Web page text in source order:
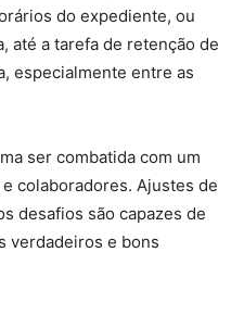
do expediente, ou
até a tarefa de retenção de
especialmente entre as
ser combatida com um
colaboradores. Ajustes de
desafios são capazes de
verdadeiros e bons